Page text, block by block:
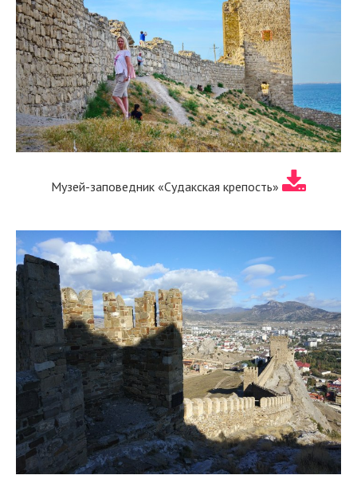
Музей-заповедник «Судакская крепость»